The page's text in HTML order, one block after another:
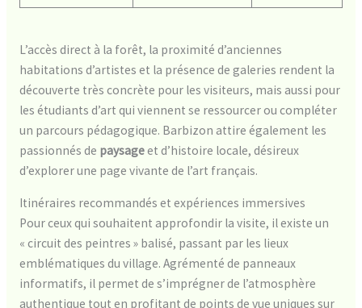
L’accès direct à la forêt, la proximité d’anciennes
habitations d’artistes et la présence de galeries rendent la
découverte très concrète pour les visiteurs, mais aussi pour
les étudiants d’art qui viennent se ressourcer ou compléter
un parcours pédagogique. Barbizon attire également les
passionnés de paysageet d’histoire locale, désireux
d’explorer une page vivante de l’art français.
Itinéraires recommandés et expériences immersives
Pour ceux qui souhaitent approfondir la visite, il existe un
« circuit des peintres » balisé, passant par les lieux
emblématiques du village. Agrémenté de panneaux
informatifs, il permet de s’imprégner de l’atmosphère
authentique tout en profitant de points de vue uniques sur